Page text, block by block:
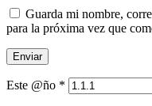
Guarda mi nombre,
para la próxima vez que
Este @ño *